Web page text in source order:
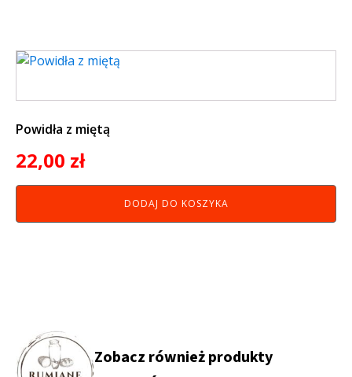
Powidła z miętą
22,00 zł
DODAJ DO KOSZYKA
Zobacz również produkty